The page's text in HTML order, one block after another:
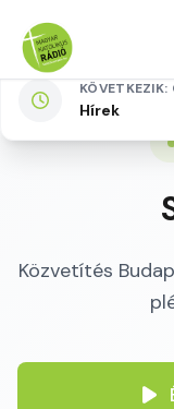
Közvetítés
Hírek